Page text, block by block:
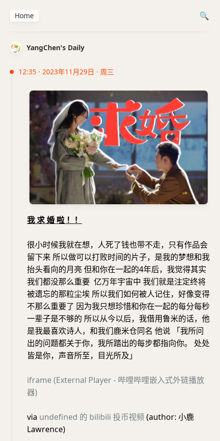
YangChen's Daily
12:35 · 2023年11月29日 · 周三
我 求 婚 啦 ！！
很小时候我就在想，人死了钱也带不走，只有作品会
留下来 所以做可以打败时间的片子，是我的梦想和我
抬头看向的月亮 但和你在一起的4年后，我觉得其实
我们都没那么重要 亿万年宇宙中 我们就是注定终将
被遗忘的那粒尘埃 所以我们如何被人记住，好像变得
不那么重要了 因为我只想珍惜和你在一起的每分每秒
一辈子是不够的 所以从今以后，我借用鲁米的话，他
是我最喜欢诗人，和我们鹿米仓同名 他说 「我所问
出的问题都关于你，我所踏出的每步都指向你。 处处
皆是你，声音所至，目光所及」
iframe (External Player - 哔哩哔哩嵌入式外链播放
器)
via undefined 的 bilibili 投币视频(author: 小鹿
Lawrence)
Home